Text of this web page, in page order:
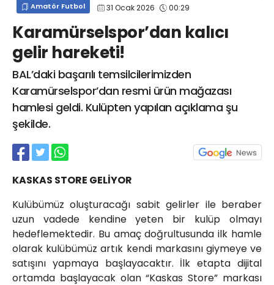
Amatör Futbol 31 Ocak 2026 00:29
Karamürselspor’dan kalıcı
gelir hareketi!
BAL’daki başarılı temsilcilerimizden
Karamürselspor’dan resmi ürün mağazası
hamlesi geldi. Kulüpten yapılan açıklama şu
şekilde.
KASKAS STORE GELİYOR
Kulübümüz oluşturacağı sabit gelirler ile beraber
uzun vadede kendine yeten bir kulüp olmayı
hedeflemektedir. Bu amaç doğrultusunda ilk hamle
olarak kulübümüz artık kendi markasını giymeye ve
satışını yapmaya başlayacaktır. İlk etapta dijital
ortamda başlayacak olan “Kaskas Store” markası
info@spor41.com